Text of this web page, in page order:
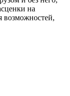
на
возможностей,